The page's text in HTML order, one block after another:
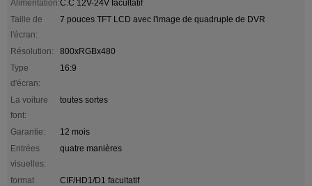
Alimentation:C.C 12V-24V facultatif
Taille de
l'écran:
7 pouces TFT LCD avec l'image de quadruple de DVR
Résolution:
800xRGBx480
Type
d'écran:
16:9
La voiture
font:
toutes sortes
Garantie:
12 mois
Entrées
visuelles:
quatre manières
format
CIF/HD1/D1 facultatif